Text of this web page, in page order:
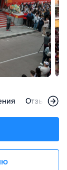
Отзывы